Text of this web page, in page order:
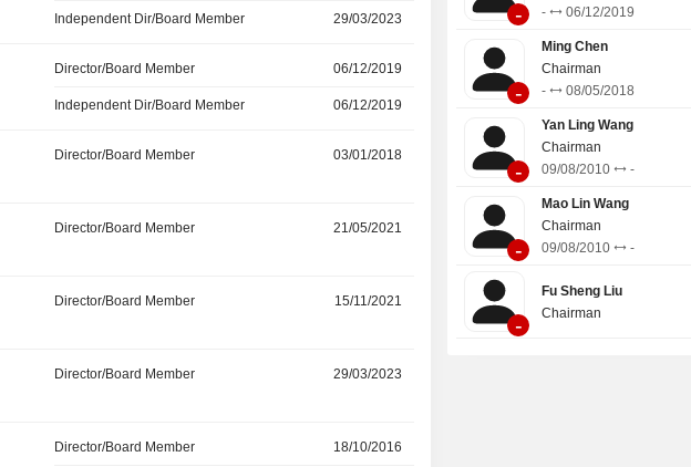
Independent Dir/Board Member 29/03/2023
Director/Board Member 06/12/2019 16/05/2025
Independent Dir/Board Member 06/12/2019
Director/Board Member 03/01/2018 13/08/2024
Director/Board Member 21/05/2021 28/05/2024
Director/Board Member 15/11/2021 16/05/2024
Director/Board Member 29/03/2023
Director/Board Member 18/10/2016
-
-
06/12/2019
-
Ming Chen
Chairman
-
08/05/2018
-
Yan Ling Wang
Chairman
09/08/2010
-
-
Mao Lin Wang
Chairman
09/08/2010
-
-
Fu Sheng Liu
Chairman